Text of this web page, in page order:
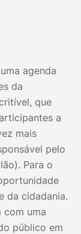
agenda
da
que
a
mais
pelo
Para o
da cidadania.
com uma
público em